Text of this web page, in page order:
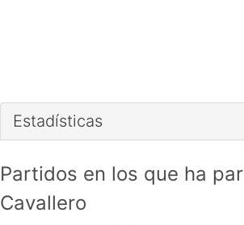
Estadísticas
Partidos en los que ha
Cavallero